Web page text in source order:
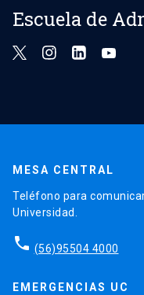
Escuela de
MESA CENTRAL
Teléfono para
Universidad.
phone (56)95504 4000
EMERGENCIAS UC